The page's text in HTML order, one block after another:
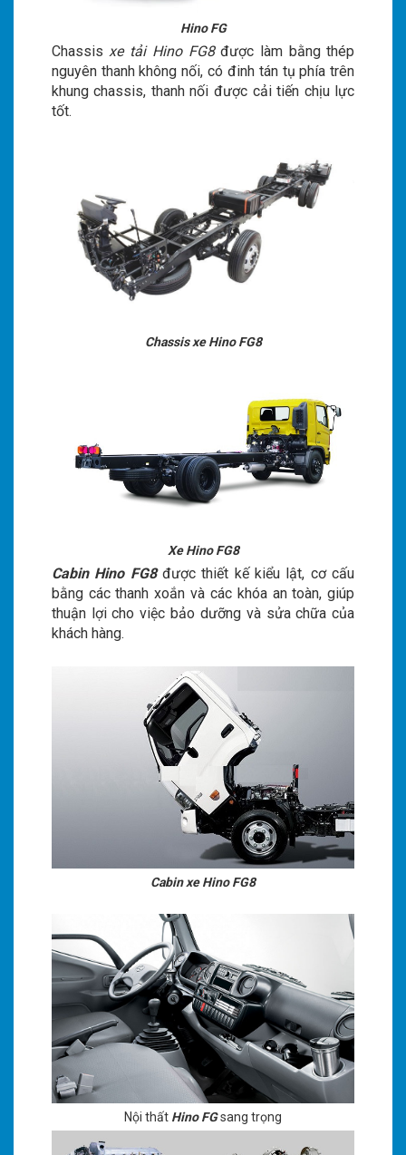
Hino FG
Chassisxe tải Hino FG8được làm bằng thép
nguyên thanh không nối, có đinh tán tụ phía trên
khung chassis, thanh nối được cải tiến chịu lực
tốt.
Chassis xe Hino FG8
Xe Hino FG8
Cabin Hino FG8được thiết kế kiểu lật, cơ cấu
bằng các thanh xoắn và các khóa an toàn, giúp
thuận lợi cho việc bảo dưỡng và sửa chữa của
khách hàng.
Cabin xe Hino FG8
Nội thất Hino FGsang trọng